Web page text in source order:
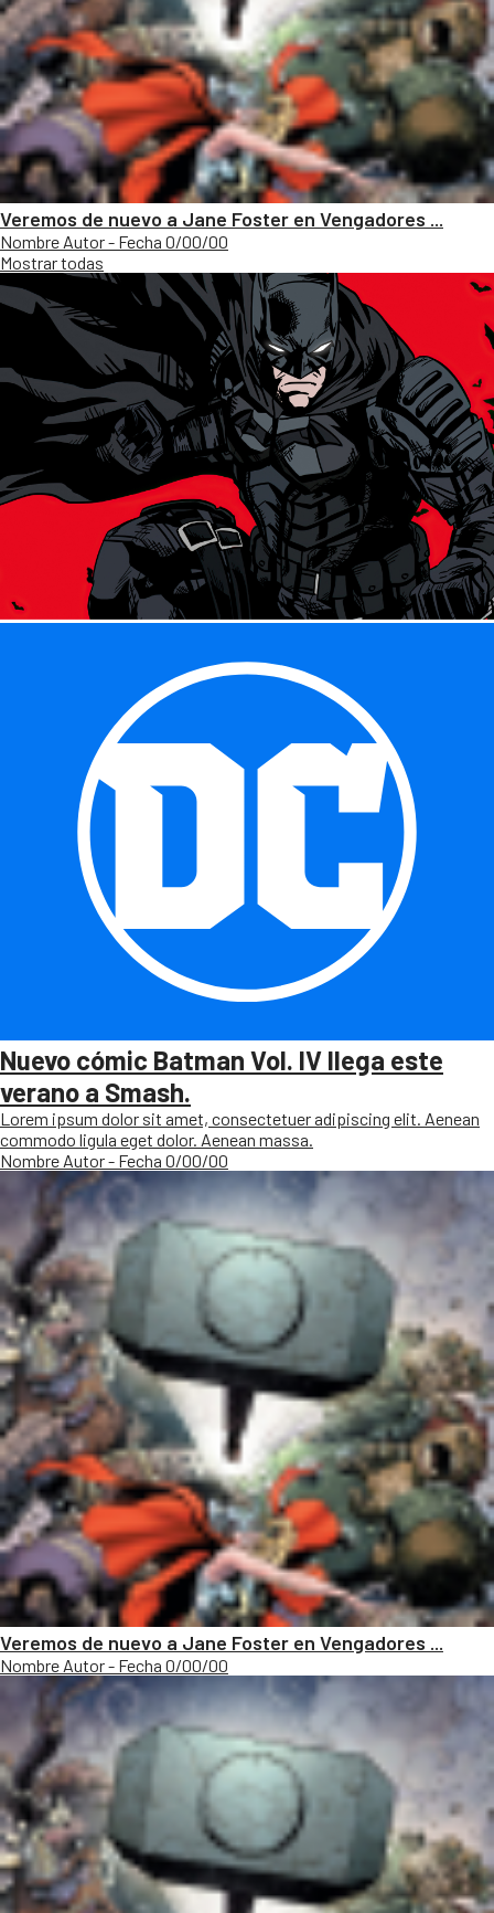
Veremos de nuevo a Jane Foster en Vengadores ...
Nombre Autor - Fecha 0/00/00
Mostrar todas
Nuevo cómic Batman Vol. IV llega este
verano a Smash.
Lorem ipsum dolor sit amet, consectetuer adipiscing elit. Aenean
commodo ligula eget dolor. Aenean massa.
Nombre Autor - Fecha 0/00/00
Veremos de nuevo a Jane Foster en Vengadores ...
Nombre Autor - Fecha 0/00/00